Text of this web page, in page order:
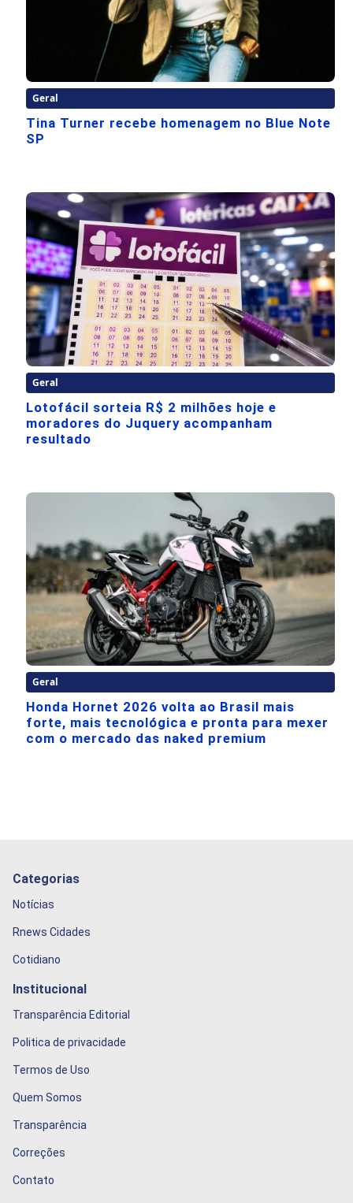
Geral
Tina Turner recebe homenagem no Blue Note
SP
Geral
Lotofácil sorteia R$ 2 milhões hoje e
moradores do Juquery acompanham
resultado
Geral
Honda Hornet 2026 volta ao Brasil mais
forte, mais tecnológica e pronta para mexer
com o mercado das naked premium
Categorias
Notícias
Rnews Cidades
Cotidiano
Institucional
Transparência Editorial
Politica de privacidade
Termos de Uso
Quem Somos
Transparência
Correções
Contato